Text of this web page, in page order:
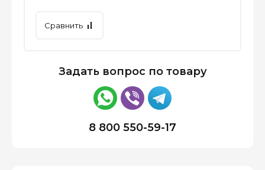
Сравнить
Задать вопрос по товару
8 800 550-59-17